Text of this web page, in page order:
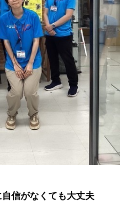
信がなくても大丈夫